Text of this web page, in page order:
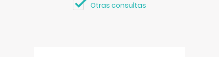
Otras consultas